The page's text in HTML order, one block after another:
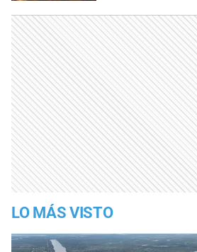
LO MÁS VISTO